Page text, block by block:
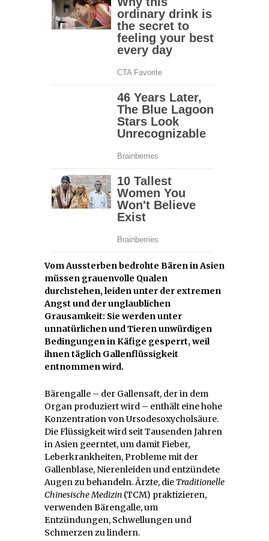
Vom Aussterben bedrohte Bären in Asien
müssen grauenvolle Qualen
durchstehen, leiden unter der extremen
Angst und der unglaublichen
Grausamkeit: Sie werden unter
unnatürlichen und Tieren unwürdigen
Bedingungen in Käfige gesperrt, weil
ihnen täglich Gallenflüssigkeit
entnommen wird.
Bärengalle – der Gallensaft, der in dem
Organ produziert wird – enthält eine hohe
Konzentration von Ursodesoxycholsäure.
Die Flüssigkeit wird seit Tausenden Jahren
in Asien geerntet, um damit Fieber,
Leberkrankheiten, Probleme mit der
Gallenblase, Nierenleiden und entzündete
Augen zu behandeln. Ärzte, die Traditionelle
Chinesische Medizin (TCM) praktizieren,
verwenden Bärengalle, um
Entzündungen, Schwellungen und
Schmerzen zu lindern.